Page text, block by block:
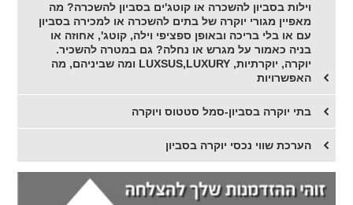
וילות בסביון להשכרה או קוטג'ים בסביון להשכרה? מה
מאפיין מגורי יוקרה של בתים להשכרה או למכירה בסביון
עם או בלי בריכה ובאופן ספציפי וילה, קוטג', אחוזה או
בניה כאמור על מגרש או נחלה? גם במטרה להשכיר.
יוקרה, יוקרתיות, LUXSUS,LUXURY ומה שביניהם, מה
האפשרויות
בתי יוקרה בסביון-סמל סטטוס ויוקרה
הערכת שווי נכסי יוקרה בסביון